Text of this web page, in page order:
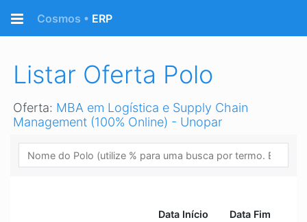
Retornar a página Inicial
Cosmos • ERP
Listar Oferta Polo
Oferta: MBA em Logística e Supply Chain
Management (100% Online) - Unopar
Data Início
Data Fim